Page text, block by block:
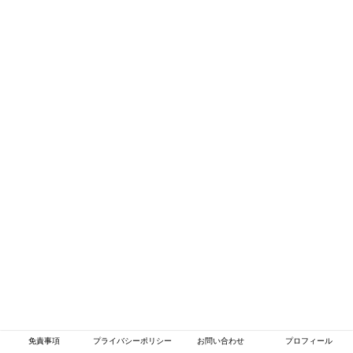
免責事項 プライバシーポリシー お問い合わせ プロフィール